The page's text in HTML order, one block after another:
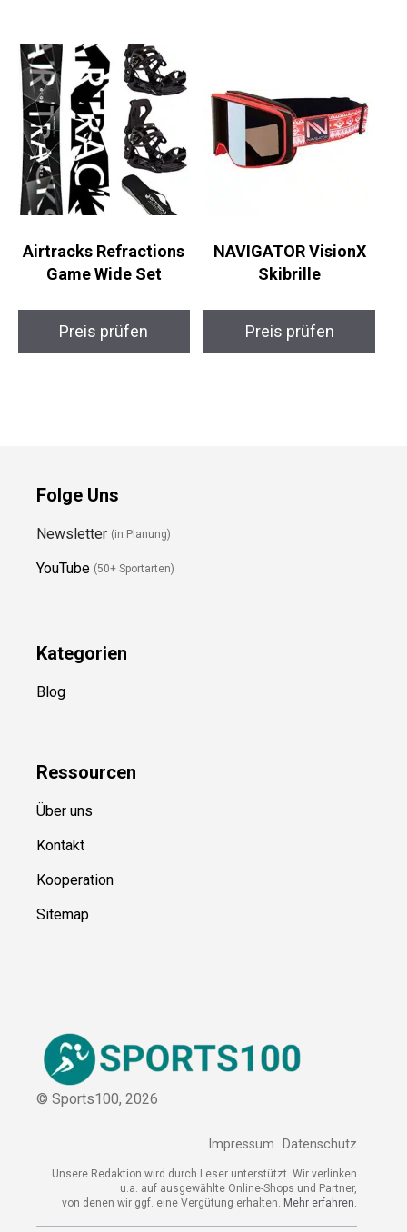
Airtracks Refractions
Game Wide Set
Preis prüfen
NAVIGATOR VisionX
Skibrille
Preis prüfen
Folge Uns
Newsletter (in Planung)
YouTube (50+ Sportarten)
Kategorien
Blog
Ressourcen
Über uns
Kontakt
Kooperation
Sitemap
© Sports100, 2026
Impressum Datenschutz
Unsere Redaktion wird durch Leser unterstützt. Wir verlinken
u.a. auf ausgewählte Online-Shops und Partner,
von denen wir ggf. eine Vergütung erhalten. Mehr erfahren.